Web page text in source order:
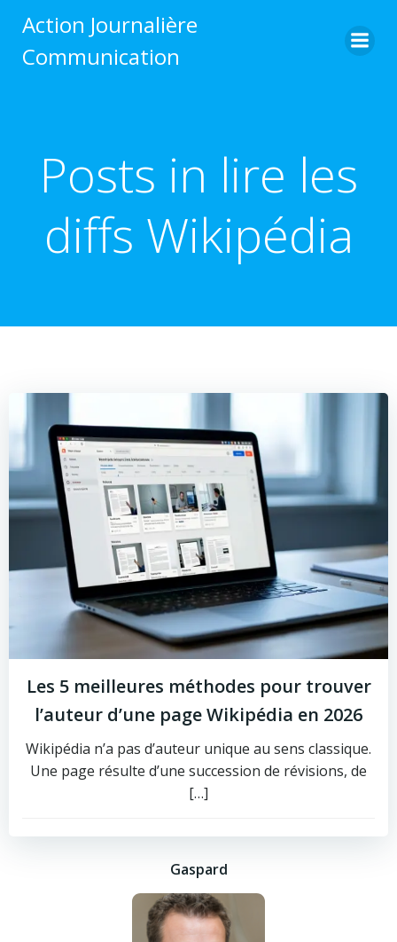
Action Journalière
Communication
Posts in lire les
diffs Wikipédia
Les 5 meilleures méthodes pour trouver
l’auteur d’une page Wikipédia en 2026
Wikipédia n’a pas d’auteur unique au sens classique.
Une page résulte d’une succession de révisions, de
[…]
Gaspard